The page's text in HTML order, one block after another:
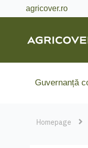
agricover.ro
Guvernanță
Homepage